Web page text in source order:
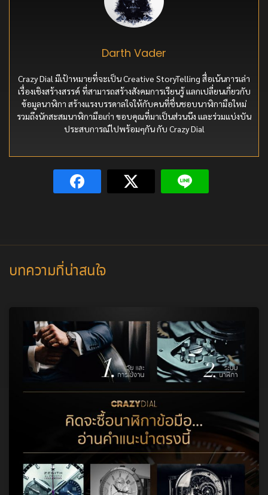
Darth Vader
Crazy Dial มีเป้าหมายที่จะเป็น Creative StoryTelling สื่อเน้นการเล่า
เรื่องเชิงสร้างสรรค์ ที่สามารถสร้างสังคมการเรียนรู้ แลกเปลี่ยนเกี่ยวกับ
ข้อมูลนาฬิกา สร้างแรงบรรดาลใจให้กับคนที่ชื่นชอบนาฬิกามือใหม่
รวมถึงนักสะสมนาฬิกามือเก่า ขอบคุณที่มาเป็นส่วนนึง และร่วมแบ่งบัน
ประสบการณ์ไปพร้อมๆกัน กับ Crazy Dial
บทความที่น่าสนใจ